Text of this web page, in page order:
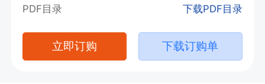
PDF目录 下载PDF目录
立即订购 下载订购单